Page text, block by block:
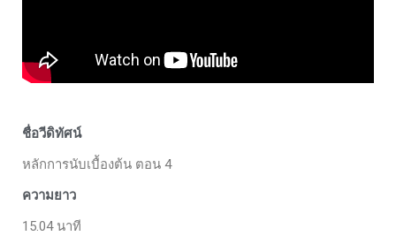
ชื่อวีดิทัศน์
หลักการนับเบื้องต้น ตอน 4
ความยาว
15.04 นาที